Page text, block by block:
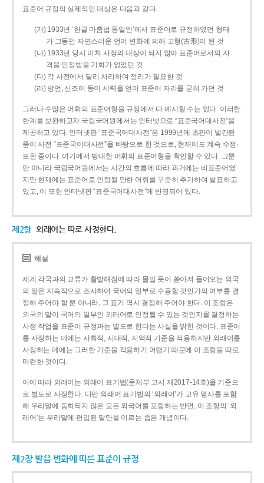
표준어 규정의 실제적인 대상은 다음과 같다.
(가) 1933년 ‘한글 마춤법 통일안’에서 표준어로 규정하였던 형태
가 그동안 자연스러운 언어 변화에 의해 고형(古形)이 된 것
(나) 1933년 당시 미처 사정의 대상이 되지 않아 표준어로서의 자
격을 인정받을 기회가 없었던 것
(다) 각 사전에서 달리 처리하여 정리가 필요한 것
(라) 방언, 신조어 등이 세력을 얻어 표준어 자리를 굳혀 가던 것
그러나 수많은 어휘의 표준어형을 규정에서 다 예시할 수는 없다. 이러한
한계를 보완하고자 국립국어원에서는 인터넷으로 “표준국어대사전”을
제공하고 있다. 인터넷판 “표준국어대사전”은 1999년에 초판이 발간된
종이 사전 “표준국어대사전”을 바탕으로 한 것으로, 현재에도 계속 수정·
보완 중이다. 여기에서 방대한 어휘의 표준어형을 확인할 수 있다. 그뿐
만 아니라 국립국어원에서는 시간의 흐름에 따라 과거에는 비표준어였
지만 현재에는 표준어로 인정될 만한 어휘를 꾸준히 추가하여 발표하고
있고, 이 또한 인터넷판 “표준국어대사전”에 반영되어 있다.
제2항 외래어는 따로 사정한다.
해설
세계 각국과의 교류가 활발해짐에 따라 물밀 듯이 쏟아져 들어오는 외국
의 말은 지속적으로 조사하여 국어의 일부로 수용할 것인가의 여부를 결
정해 주어야 할 뿐 아니라, 그 표기 역시 결정해 주어야 한다. 이 조항은
외국의 말이 국어의 일부인 외래어로 인정될 수 있는 것인지를 결정하는
사정 작업을 표준어 규정과는 별도로 한다는 사실을 밝힌 것이다. 표준어
를 사정하는 데에는 사회적, 시대적, 지역적 기준을 적용하지만 외래어를
사정하는 데에는 그러한 기준을 적용하기 어렵기 때문에 이 조항을 따로
마련한 것이다.
이에 따라 외래어는 외래어 표기법(문체부 고시 제2017-14호)을 기준으
로 별도로 사정한다. 다만 외래어 표기법의 ‘외래어’가 고유 명사를 포함
해 우리말에 동화되지 않은 모든 외국어를 포함하는 반면, 이 조항의 ‘외
래어’는 우리말에 편입된 말만을 이르는 좁은 개념이다.
제2장 발음 변화에 따른 표준어 규정